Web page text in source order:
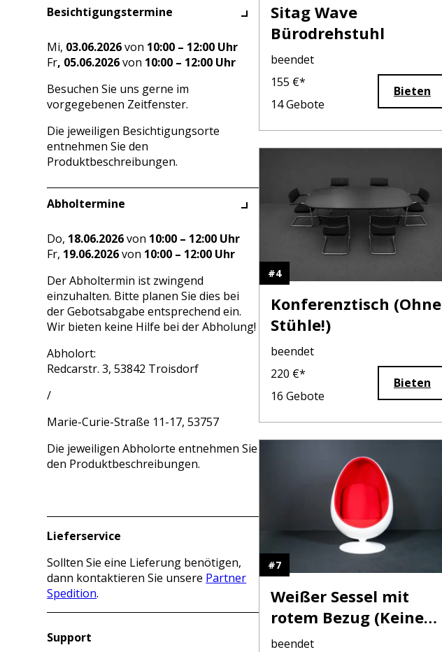
Besichtigungstermine
Mi, 03.06.2026von 10:00 – 12:00 Uhr
Fr, 05.06.2026von 10:00 – 12:00 Uhr
Besuchen Sie uns gerne im
vorgegebenen Zeitfenster.
Die jeweiligen Besichtigungsorte
entnehmen Sie den
Produktbeschreibungen.
Abholtermine
Do, 18.06.2026von 10:00 – 12:00 Uhr
Fr, 19.06.2026von 10:00 – 12:00 Uhr
Der Abholtermin ist zwingend
einzuhalten. Bitte planen Sie dies bei
der Gebotsabgabe entsprechend ein.
Wir bieten keine Hilfe bei der Abholung!
Abholort:
Redcarstr. 3, 53842 Troisdorf
/
Marie-Curie-Straße 11-17, 53757
Die jeweiligen Abholorte entnehmen Sie
den Produktbeschreibungen.
Lieferservice
Sollten Sie eine Lieferung benötigen,
dann kontaktieren Sie unsere Partner
Spedition.
Support
Sitag Wave
Bürodrehstuhl
beendet
155 €*
14Gebote
Bieten
#4
Konferenztisch (Ohne
Stühle!)
beendet
220 €*
16 Gebote
Bieten
#7
Weißer Sessel mit
rotem Bezug (Keine
Marke!)
beendet